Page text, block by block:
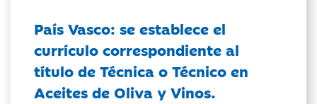
País Vasco: se establece el
currículo correspondiente al
título de Técnica o Técnico en
Aceites de Oliva y Vinos.